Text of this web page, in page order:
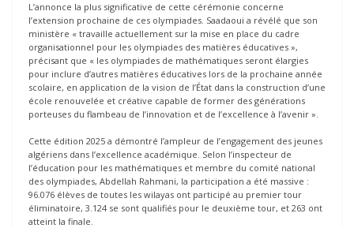
L’annonce la plus significative de cette cérémonie concerne
l’extension prochaine de ces olympiades. Saadaoui a révélé que son
ministère « travaille actuellement sur la mise en place du cadre
organisationnel pour les olympiades des matières éducatives »,
précisant que « les olympiades de mathématiques seront élargies
pour inclure d’autres matières éducatives lors de la prochaine année
scolaire, en application de la vision de l’État dans la construction d’une
école renouvelée et créative capable de former des générations
porteuses du flambeau de l’innovation et de l’excellence à l’avenir ».
Cette édition 2025 a démontré l’ampleur de l’engagement des jeunes
algériens dans l’excellence académique. Selon l’inspecteur de
l’éducation pour les mathématiques et membre du comité national
des olympiades, Abdellah Rahmani, la participation a été massive :
96.076 élèves de toutes les wilayas ont participé au premier tour
éliminatoire, 3.124 se sont qualifiés pour le deuxième tour, et 263 ont
atteint la finale.